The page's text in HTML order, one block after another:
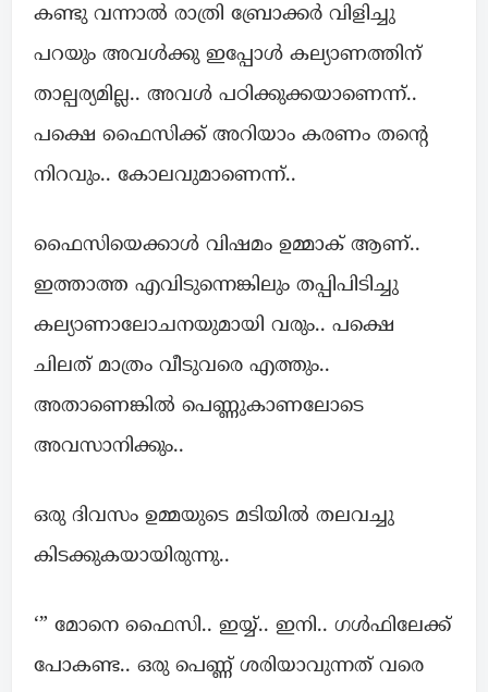
കണ്ടു വന്നാൽ രാത്രി ബ്രോക്കർ വിളിച്ചു
പറയും അവൾക്കു ഇപ്പോൾ കല്യാണത്തിന്
താല്പര്യമില്ല.. അവൾ പഠിക്കുക്കയാണെന്ന്..
പക്ഷെ ഫൈസിക്ക് അറിയാം കരണം തന്റെ
നിറവും.. കോലവുമാണെന്ന്..
ഫൈസിയെക്കാൾ വിഷമം ഉമ്മാക് ആണ്..
ഇത്താത്ത എവിടുന്നെങ്കിലും തപ്പിപിടിച്ചു
കല്യാണാലോചനയുമായി വരും.. പക്ഷെ
ചിലത് മാത്രം വീടുവരെ എത്തും..
അതാണെങ്കിൽ പെണ്ണുകാണലോടെ
അവസാനിക്കും..
ഒരു ദിവസം ഉമ്മയുടെ മടിയിൽ തലവച്ചു
കിടക്കുകയായിരുന്നു..
‘” മോനെ ഫൈസി.. ഇയ്യ്.. ഇനി.. ഗൾഫിലേക്ക്
പോകണ്ട.. ഒരു പെണ്ണ് ശരിയാവുന്നത് വരെ